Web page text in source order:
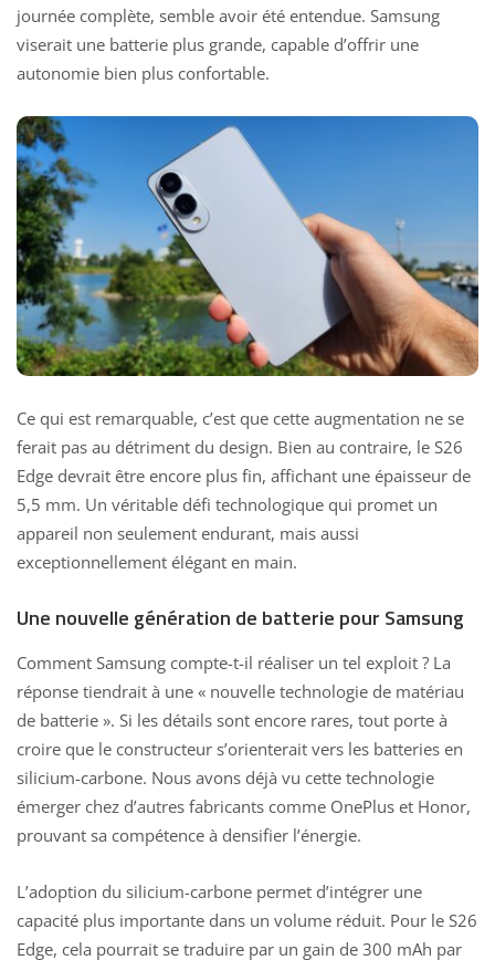
journée complète, semble avoir été entendue. Samsung
viserait une batterie plus grande, capable d’offrir une
autonomie bien plus confortable.
Ce qui est remarquable, c’est que cette augmentation ne se
ferait pas au détriment du design. Bien au contraire, le S26
Edge devrait être encore plus fin, affichant une épaisseur de
5,5 mm. Un véritable défi technologique qui promet un
appareil non seulement endurant, mais aussi
exceptionnellement élégant en main.
Une nouvelle génération de batterie pour Samsung
Comment Samsung compte-t-il réaliser un tel exploit ? La
réponse tiendrait à une « nouvelle technologie de matériau
de batterie ». Si les détails sont encore rares, tout porte à
croire que le constructeur s’orienterait vers les batteries en
silicium-carbone. Nous avons déjà vu cette technologie
émerger chez d’autres fabricants comme OnePlus et Honor,
prouvant sa compétence à densifier l’énergie.
L’adoption du silicium-carbone permet d’intégrer une
capacité plus importante dans un volume réduit. Pour le S26
Edge, cela pourrait se traduire par un gain de 300 mAh par